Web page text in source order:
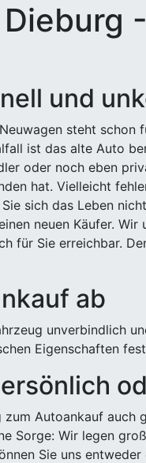
und
steht
ist das alte Auto
oder noch eben
hat. Vielleicht
sich das Leben
neuen Käufer.
für Sie erreichbar.
ab
unverbindlich
Eigenschaften
Autoankauf auch
Sorge: Wir legen
Sie uns